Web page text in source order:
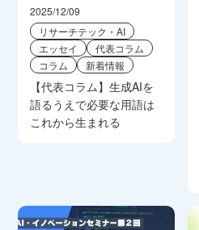
2025/12/09
リサーチテック・AI
エッセイ
代表コラム
コラム
新着情報
【代表コラム】生成AIを
語るうえで必要な用語は
これから生まれる